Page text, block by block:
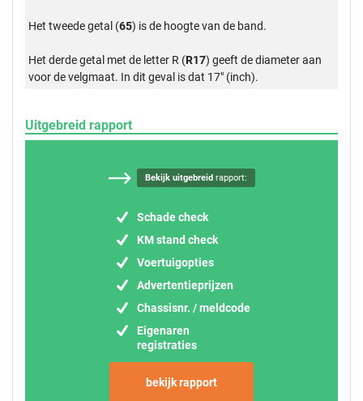
Het tweede getal (65) is de hoogte van de band.
Het derde getal met de letter R (R17) geeft de diameter aan
voor de velgmaat. In dit geval is dat 17" (inch).
Uitgebreid rapport
Bekijk uitgebreid rapport:
Schade check
KM stand check
Voertuigopties
Advertentieprijzen
Chassisnr. / meldcode
Eigenaren
registraties
bekijk rapport